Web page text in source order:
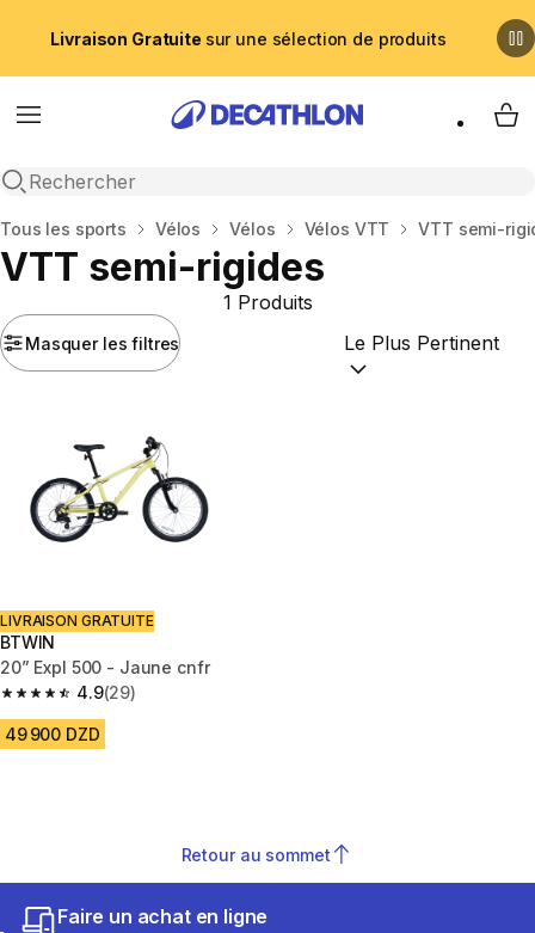
Livraison Gratuite sur une sélection de produits
Menu
Recherche ouverte
My
Accueil
Tous les sports Vélos Vélos Vélos VTT VTT semi-
VTT semi-rigides
Masquer les filtres
1 Produits
Trier par :(optional)
LIVRAISON GRATUITE
BTWIN
20” Expl 500 - Jaune cnfr
4.9
4.9 out of 5 stars from 29 reviews
(29)
49 900 DZD
Retour au sommet
Faire un achat en ligne